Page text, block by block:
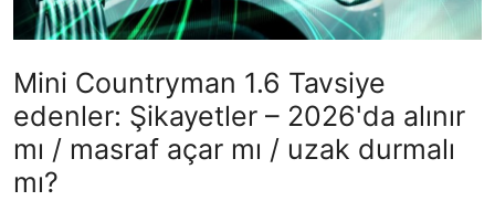
Yakıt, LPG & Elektrikli
Mini Countryman 1.6 Tavsiye
edenler: Şikayetler – 2026'da alınır
mı / masraf açar mı / uzak durmalı
mı?